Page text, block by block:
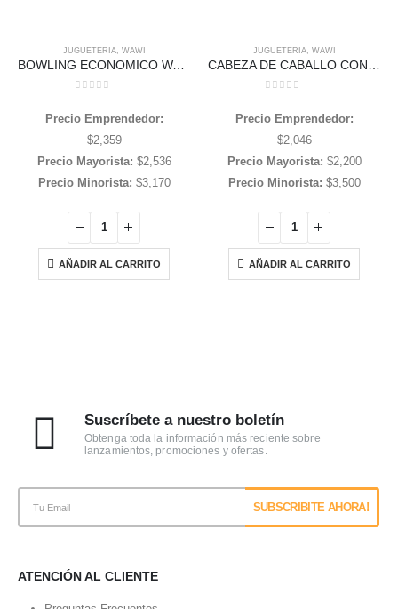
JUGUETERIA, WAWI
BOWLING ECONOMICO Wawi
Precio Emprendedor:
$2,359
Precio Mayorista: $2,536
Precio Minorista: $3,170
AÑADIR AL CARRITO
JUGUETERIA, WAWI
Precio Emprendedor:
$2,046
Precio Mayorista: $2,200
Precio Minorista: $3,500
AÑADIR AL CARRITO
Suscríbete a nuestro boletín
Obtenga toda la información más reciente sobre
lanzamientos, promociones y ofertas.
ATENCIÓN AL CLIENTE